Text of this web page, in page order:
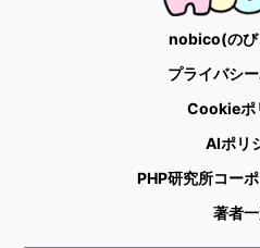
nobico(のび
プライバシ
Cookieポ
AIポリ
PHP研究所コー
著者